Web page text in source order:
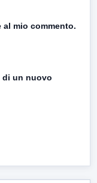
mio commento.
di un nuovo